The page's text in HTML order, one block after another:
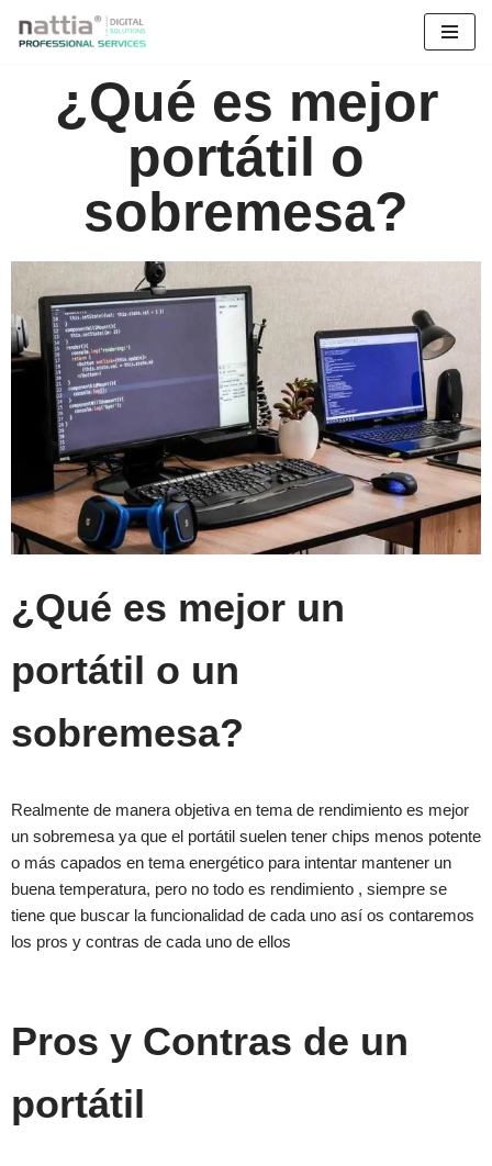
contenido¿Qué es mejor
portátil o
sobremesa?
¿Qué es mejor un
portátil o un
sobremesa?
Realmente de manera objetiva en tema de rendimiento es mejor
un sobremesa ya que el portátil suelen tener chips menos potente
o más capados en tema energético para intentar mantener un
buena temperatura, pero no todo es rendimiento , siempre se
tiene que buscar la funcionalidad de cada uno así os contaremos
los pros y contras de cada uno de ellos
Pros y Contras de un
portátil